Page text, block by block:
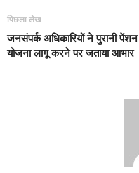
पिछला लेख
जनसंपर्क अधिकारियों ने पुरानी पेंशन
योजना लागू करने पर जताया आभार